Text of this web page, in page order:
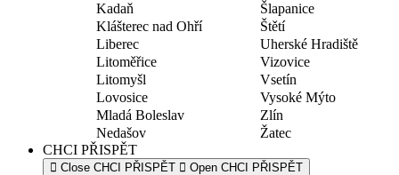
Kadaň
Klášterec nad Ohří
Liberec
Litoměřice
Litomyšl
Lovosice
Mladá Boleslav
Nedašov
Šlapanice
Štětí
Uherské Hradiště
Vizovice
Vsetín
Vysoké Mýto
Zlín
Žatec
CHCI PŘISPĚT
Close CHCI PŘISPĚT Open CHCI PŘISPĚT